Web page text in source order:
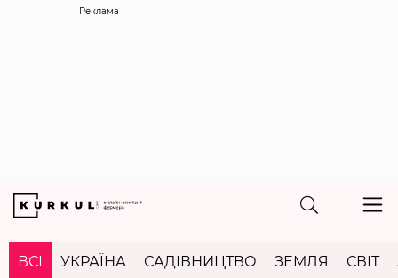
Реклама
ВСІ УКРАЇНА САДІВНИЦТВО ЗЕМЛЯ СВІТ